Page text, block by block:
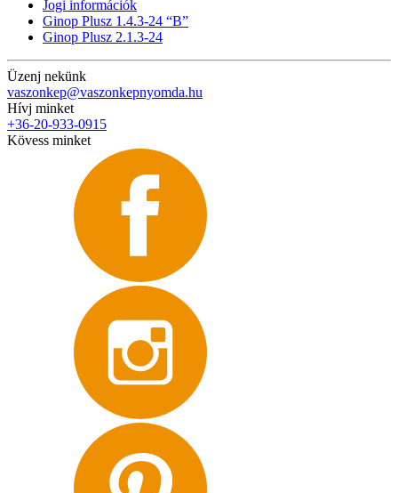
Jogi információk
Ginop Plusz 1.4.3-24 “B”
Ginop Plusz 2.1.3-24
Üzenj nekünk
vaszonkep@vaszonkepnyomda.hu
Hívj minket
+36-20-933-0915
Kövess minket